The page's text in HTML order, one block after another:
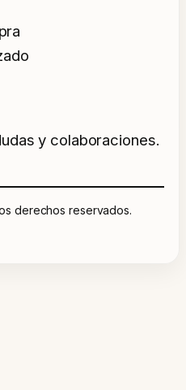
y colaboraciones.
derechos reservados.